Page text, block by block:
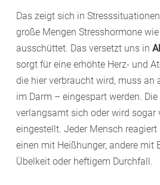
Das zeigt sich in
große Mengen Stresshormone
ausschüttet. Das versetzt uns in
sorgt für eine erhöhte Herz- und
die hier verbraucht wird, muss an
im Darm – eingespart werden.
verlangsamt sich oder wird sogar
eingestellt. Jeder Mensch reagiert
einen mit Heißhunger, andere mit
Übelkeit oder heftigem Durchfall.